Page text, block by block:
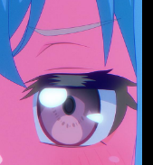
只是毒藥而已 這
不變的"我要治癒
垮肚子疼的最後